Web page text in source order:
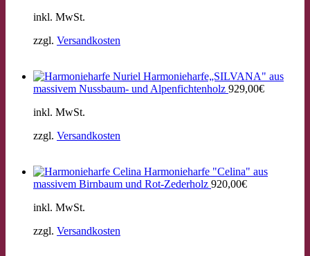
inkl. MwSt.
zzgl. Versandkosten
Harmonieharfe„SILVANA" aus
massivem Nussbaum- und Alpenfichtenholz 929,00€
inkl. MwSt.
zzgl. Versandkosten
Harmonieharfe "Celina" aus
massivem Birnbaum und Rot-Zederholz 920,00€
inkl. MwSt.
zzgl. Versandkosten